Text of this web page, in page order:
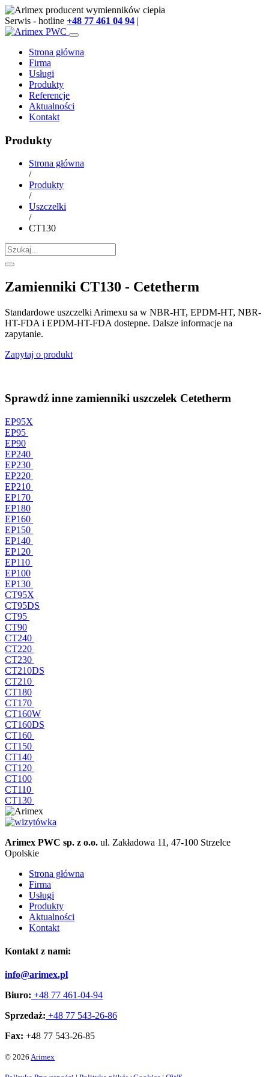
Serwis - hotline +48 77 461 04 94 |
Strona główna
Firma
Usługi
Produkty
Referencje
Aktualności
Kontakt
Produkty
Strona główna
/
Produkty
/
Uszczelki
/
CT130
Zamienniki CT130 - Cetetherm
Standardowe uszczelki Arimexu sa w NBR-HT, EPDM-HT, NBR-
HT-FDA i EPDM-HT-FDA dostepne. Dalsze informacje na
zapytanie.
Zapytaj o produkt
Sprawdź inne zamienniki uszczelek Cetetherm
EP95X
EP95
EP90
EP240
EP230
EP220
EP210
EP170
EP180
EP160
EP150
EP140
EP120
EP110
EP100
EP130
CT95X
CT95DS
CT95
CT90
CT240
CT220
CT230
CT210DS
CT210
CT180
CT170
CT160W
CT160DS
CT160
CT150
CT140
CT120
CT100
CT110
CT130
Arimex PWC sp. z o.o. ul. Zakładowa 11, 47-100 Strzelce
Opolskie
Strona główna
Firma
Usługi
Produkty
Aktualności
Kontakt
Kontakt z nami:
info@arimex.pl
Biuro: +48 77 461-04-94
Sprzedaż: +48 77 543-26-86
Fax: +48 77 543-26-85
© 2026 Arimex